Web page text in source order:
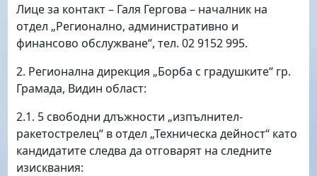
Лице за контакт – Галя Гергова – началник на
отдел „Регионално, административно и
финансово обслужване“, тел. 02 9152 995.
2. Регионална дирекция „Борба с градушките“ гр.
Грамада, Видин област:
2.1. 5 свободни длъжности „изпълнител-
ракетострелец“ в отдел „Техническа дейност“ като
кандидатите следва да отговарят на следните
изисквания: